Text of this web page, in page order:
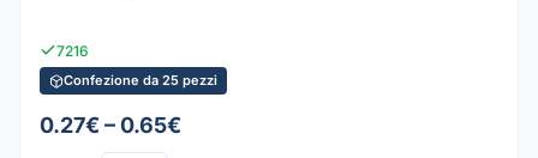
7216
Confezione da 25 pezzi
0.27€ – 0.65€